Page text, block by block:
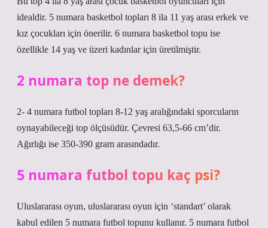
idealdir. 5 numara basketbol topları 8 ila 11 yaş arası erkek ve
kız çocukları için önerilir. 6 numara basketbol topu ise
özellikle 14 yaş ve üzeri kadınlar için üretilmiştir.
2 numara top ne demek?
2- 4 numara futbol topları 8-12 yaş aralığındaki sporcuların
oynayabileceği top ölçüsüdür. Çevresi 63,5-66 cm’dir.
Ağırlığı ise 350-390 gram arasındadır.
5 numara futbol topu kaç psi?
Uluslararası oyun, uluslararası oyun için ‘standart’ olarak
kabul edilen 5 numara futbol topunu kullanır. 5 numara futbol